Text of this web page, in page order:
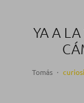
YA A
Tomás ·